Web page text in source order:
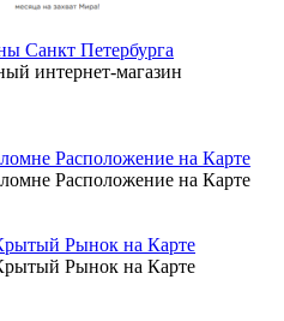
Санкт Петербурга
интернет-магазин
Расположение на Карте
Расположение на Карте
Рынок на Карте
Рынок на Карте